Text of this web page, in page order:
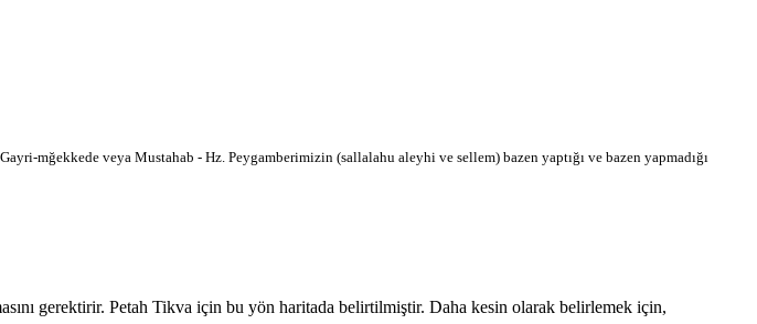
Gayri-mğekkede veya Mustahab - Hz. Peygamberimizin (sallalahu aleyhi ve sellem) bazen yaptığı ve bazen yapmadığı
gerektirir. Petah Tikva için bu yön haritada belirtilmiştir. Daha kesin olarak belirlemek için,